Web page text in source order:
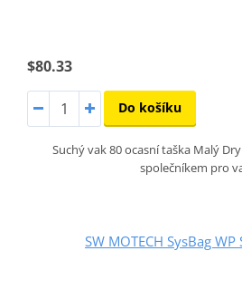
$80.33
Do košíku
Suchý vak 80 ocasní taška Malý
společníkem pro
SW MOTECH SysBag